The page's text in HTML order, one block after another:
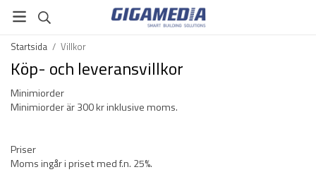
Startsida / Villkor
Köp- och leveransvillkor
Minimiorder
Minimiorder är 300 kr inklusive moms.
Priser
Moms ingår i priset med f.n. 25%.